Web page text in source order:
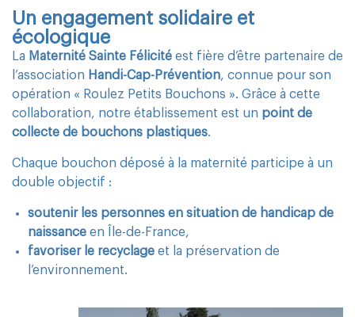
Un engagement solidaire et
écologique
La Maternité Sainte Félicité est fière d’être partenaire de
l’association Handi-Cap-Prévention, connue pour son
opération « Roulez Petits Bouchons ». Grâce à cette
collaboration, notre établissement est un point de
collecte de bouchons plastiques.
Chaque bouchon déposé à la maternité participe à un
double objectif :
soutenir les personnes en situation de handicap de
naissance en Île-de-France,
favoriser le recyclage et la préservation de
l’environnement.